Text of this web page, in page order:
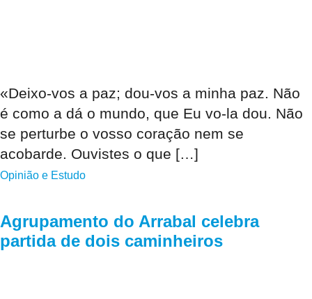
«Deixo-vos a paz; dou-vos a minha paz. Não
é como a dá o mundo, que Eu vo-la dou. Não
se perturbe o vosso coração nem se
acobarde. Ouvistes o que […]
Opinião e Estudo
Agrupamento do Arrabal celebra
partida de dois caminheiros